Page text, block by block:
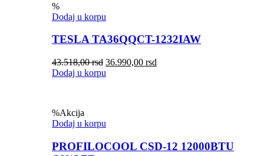
%
Dodaj u korpu
TESLA TA36QQCT-1232IAW
43.518,00rsd 36.990,00 rsd
Dodaj u korpu
%Akcija
Dodaj u korpu
PROFILOCOOL CSD-12 12000BTU